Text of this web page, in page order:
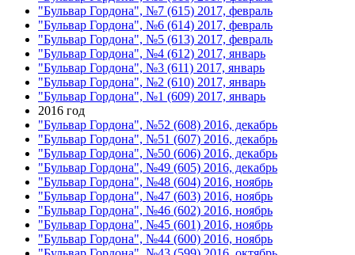
"Бульвар Гордона", №7 (615) 2017, февраль
"Бульвар Гордона", №6 (614) 2017, февраль
"Бульвар Гордона", №5 (613) 2017, февраль
"Бульвар Гордона", №4 (612) 2017, январь
"Бульвар Гордона", №3 (611) 2017, январь
"Бульвар Гордона", №2 (610) 2017, январь
"Бульвар Гордона", №1 (609) 2017, январь
2016 год
"Бульвар Гордона", №52 (608) 2016, декабрь
"Бульвар Гордона", №51 (607) 2016, декабрь
"Бульвар Гордона", №50 (606) 2016, декабрь
"Бульвар Гордона", №49 (605) 2016, декабрь
"Бульвар Гордона", №48 (604) 2016, ноябрь
"Бульвар Гордона", №47 (603) 2016, ноябрь
"Бульвар Гордона", №46 (602) 2016, ноябрь
"Бульвар Гордона", №45 (601) 2016, ноябрь
"Бульвар Гордона", №44 (600) 2016, ноябрь